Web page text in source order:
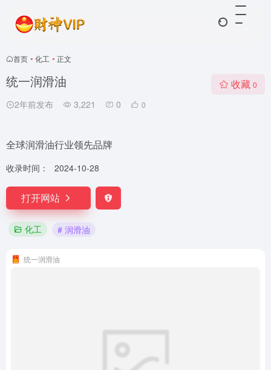
首页 • 化工 • 正文
统一润滑油
2年前发布 3,221 0 0
收藏 0
全球润滑油行业领先品牌
收录时间： 2024-10-28
打开网站
化工 # 润滑油
统一润滑油